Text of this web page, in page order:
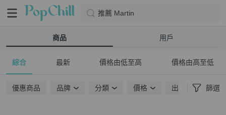
推薦 Martin
商品 用戶
綜合 最新 價格由低至高 價格由高至低
優惠商品 品牌 分類 價格 出貨地點 篩選